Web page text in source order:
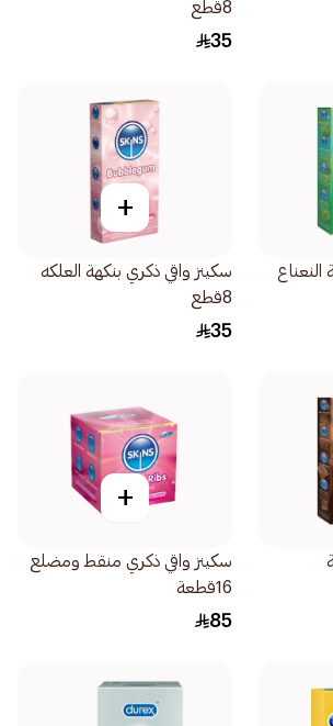
8قطع
35
النعناع
+
سكينز واقي ذكري بنكهة العلكه
8قطع
35
+
سكينز واقي ذكري منقط ومضلع
16قطعة
85